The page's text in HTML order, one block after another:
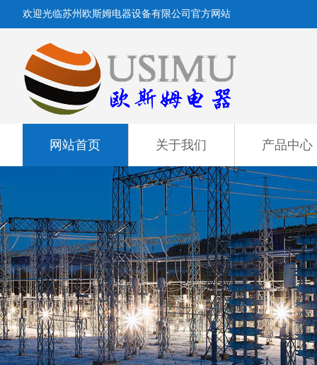
欢迎光临苏州欧斯姆电器设备有限公司官方网站
网站首页 关于我们 产品中心